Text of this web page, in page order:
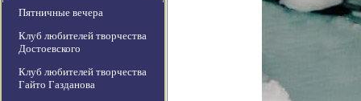
Пятничные вечера
Клуб любителей творчества
Достоевского
Клуб любителей творчества
Гайто Газданова